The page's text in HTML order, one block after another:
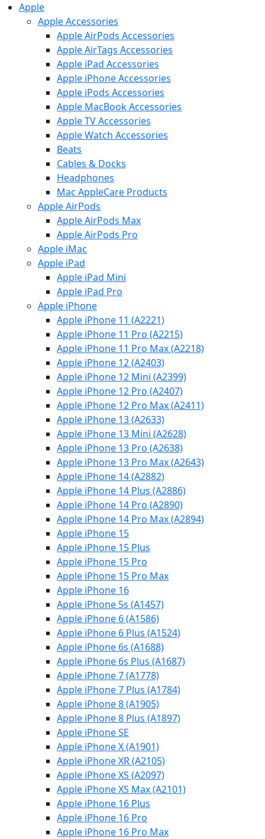
Apple
Apple Accessories
Apple AirPods Accessories
Apple AirTags Accessories
Apple iPad Accessories
Apple iPhone Accessories
Apple iPods Accessories
Apple MacBook Accessories
Apple TV Accessories
Apple Watch Accessories
Beats
Cables & Docks
Headphones
Mac AppleCare Products
Apple AirPods
Apple AirPods Max
Apple AirPods Pro
Apple iMac
Apple iPad
Apple iPad Mini
Apple iPad Pro
Apple iPhone
Apple iPhone 11 (A2221)
Apple iPhone 11 Pro (A2215)
Apple iPhone 11 Pro Max (A2218)
Apple iPhone 12 (A2403)
Apple iPhone 12 Mini (A2399)
Apple iPhone 12 Pro (A2407)
Apple iPhone 12 Pro Max (A2411)
Apple iPhone 13 (A2633)
Apple iPhone 13 Mini (A2628)
Apple iPhone 13 Pro (A2638)
Apple iPhone 13 Pro Max (A2643)
Apple iPhone 14 (A2882)
Apple iPhone 14 Plus (A2886)
Apple iPhone 14 Pro (A2890)
Apple iPhone 14 Pro Max (A2894)
Apple iPhone 15
Apple iPhone 15 Plus
Apple iPhone 15 Pro
Apple iPhone 15 Pro Max
Apple iPhone 16
Apple iPhone 5s (A1457)
Apple iPhone 6 (A1586)
Apple iPhone 6 Plus (A1524)
Apple iPhone 6s (A1688)
Apple iPhone 6s Plus (A1687)
Apple iPhone 7 (A1778)
Apple iPhone 7 Plus (A1784)
Apple iPhone 8 (A1905)
Apple iPhone 8 Plus (A1897)
Apple iPhone SE
Apple iPhone X (A1901)
Apple iPhone XR (A2105)
Apple iPhone XS (A2097)
Apple iPhone XS Max (A2101)
Apple iPhone 16 Plus
Apple iPhone 16 Pro
Apple iPhone 16 Pro Max